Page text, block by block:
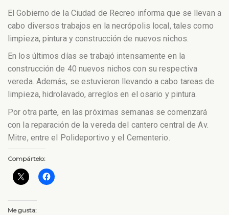
El Gobierno de la Ciudad de Recreo informa que se llevan a
cabo diversos trabajos en la necrópolis local, tales como
limpieza, pintura y construcción de nuevos nichos.
En los últimos días se trabajó intensamente en la
construcción de 40 nuevos nichos con su respectiva
vereda. Además, se estuvieron llevando a cabo tareas de
limpieza, hidrolavado, arreglos en el osario y pintura.
Por otra parte, en las próximas semanas se comenzará
con la reparación de la vereda del cantero central de Av.
Mitre, entre el Polideportivo y el Cementerio.
Compártelo:
Me gusta: